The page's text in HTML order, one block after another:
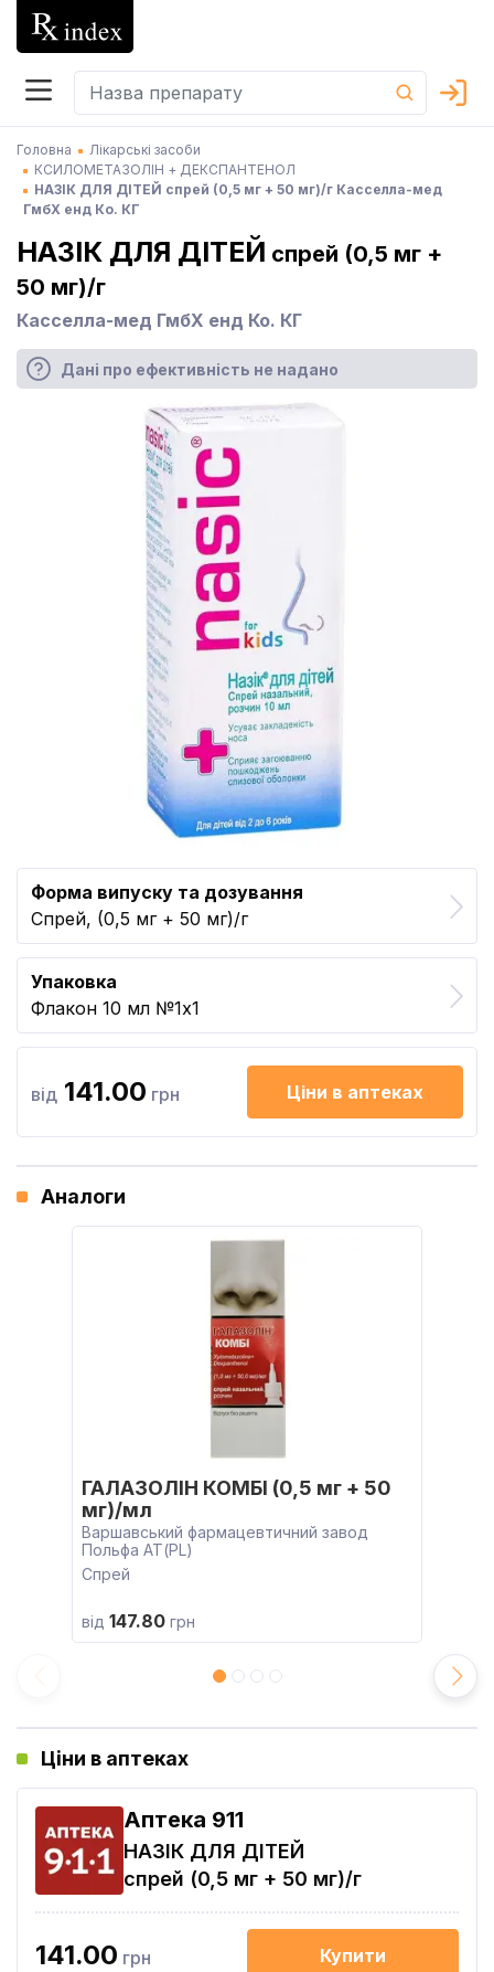
Головна
Лікарські засоби
КСИЛОМЕТАЗОЛІН + ДЕКСПАНТЕНОЛ
НАЗІК ДЛЯ ДІТЕЙ спрей (0,5 мг + 50 мг)/г Касселла-мед
ГмбХ енд Ко. КГ
НАЗІК ДЛЯ ДІТЕЙ спрей (0,5 мг +
50 мг)/г
Касселла-мед ГмбХ енд Ко. КГ
Дані про ефективність не надано
Форма випуску та дозування
Спрей, (0,5 мг + 50 мг)/г
Упаковка
Флакон 10 мл №1x1
від 141.00 грн Ціни в аптеках
Аналоги
ГАЛАЗОЛІН КОМБІ (0,5 мг + 50
мг)/мл
Варшавський фармацевтичний завод
Польфа АТ(PL)
Спрей
від 147.80 грн
Ціни в аптеках
Aптека 911
НАЗІК ДЛЯ ДІТЕЙ
спрей (0,5 мг + 50 мг)/г
141.00 грн Купити